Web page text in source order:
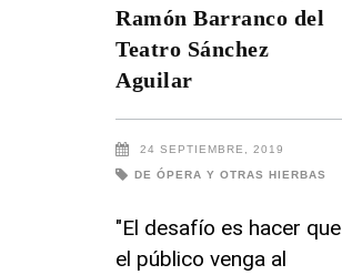
Ramón Barranco del
Teatro Sánchez
Aguilar
24 SEPTIEMBRE, 2019
DE ÓPERA Y OTRAS HIERBAS
"El desafío es hacer que
el público venga al